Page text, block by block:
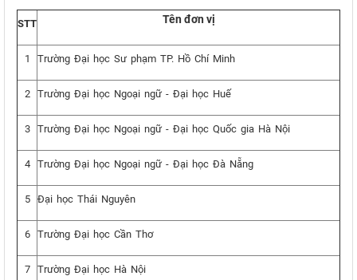
STT Tên đơn vị
1 Trường Đại học Sư phạm TP. Hồ Chí Minh
2 Trường Đại học Ngoại ngữ - Đại học Huế
3 Trường Đại học Ngoại ngữ - Đại học Quốc gia Hà Nội
4 Trường Đại học Ngoại ngữ - Đại học Đà Nẵng
5 Đại học Thái Nguyên
6 Trường Đại học Cần Thơ
7 Trường Đại học Hà Nội